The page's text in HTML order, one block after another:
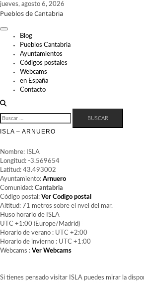
Skip
to
jueves, agosto 6, 2026
Pueblos de Cantabria
Blog
Pueblos Cantabria
Ayuntamientos
Códigos postales
Webcams
en España
Contacto
BUSCAR:
ISLA – ARNUERO
Nombre: ISLA
Longitud: -3.569654
Latitud: 43.493002
Ayuntamiento: Arnuero
Comunidad: Cantabria
Código postal: Ver Codigo postal
Altitud: 71 metros sobre el nvel del mar.
Huso horario de ISLA
UTC +1:00 (Europe/Madrid)
Horario de verano : UTC +2:00
Horario de invierno : UTC +1:00
Webcams : Ver Webcams
Si tienes pensado visitar ISLA puedes mirar la